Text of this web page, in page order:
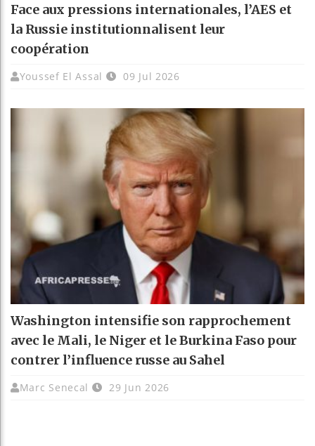
Face aux pressions internationales, l’AES et
la Russie institutionnalisent leur
coopération
Youssef El Assal 09 Jul 2026
Washington intensifie son rapprochement
avec le Mali, le Niger et le Burkina Faso pour
contrer l’influence russe au Sahel
Marc Senecal 29 Jun 2026